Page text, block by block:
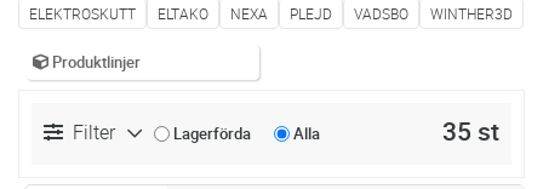
ELEKTROSKUTT ELTAKO NEXA PLEJD VADSBO WINTHER3D
Produktlinjer
Filter Lagerförda Alla 35 st